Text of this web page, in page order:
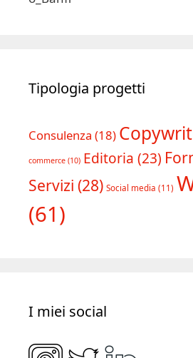
Tipologia progetti
Consulenza (18)
commerce (10) Editoria (23)
Servizi (28) Social media (11)
(61)
I miei social